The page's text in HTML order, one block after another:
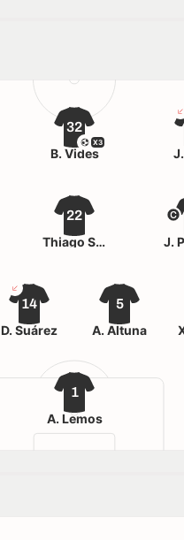
1
A. Lemos
14
D. Suárez
5
A. Altuna
22
Thiago Serpa
J.
32
B. Vides
X3